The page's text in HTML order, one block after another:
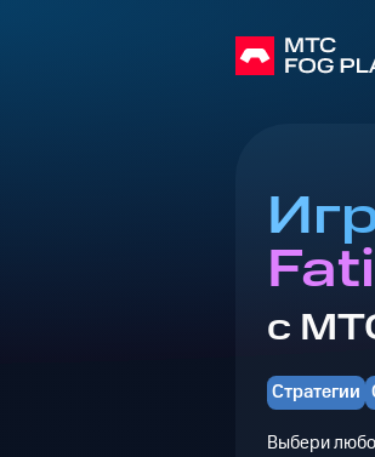
с
Стратегии
Выбери